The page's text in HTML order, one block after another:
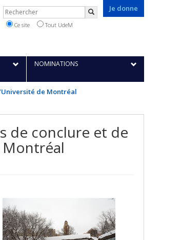
Je donne
Rechercher
Ce site Tout UdeM
NOMINATIONS
de Montréal
de conclure et de
Montréal